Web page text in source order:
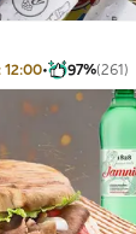
97%(261)